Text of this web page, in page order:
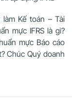
Kế toán – Tài
mực IFRS là gì?
mực Báo cáo
Chúc Quý doanh